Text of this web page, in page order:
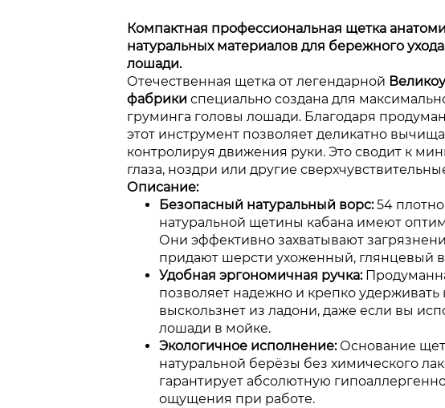
Компактная профессиональная щетка
натуральных материалов для бережного
лошади.
Отечественная щетка от легендарной
фабрики специально создана для
груминга головы лошади. Благодаря
этот инструмент позволяет деликатно
контролируя движения руки. Это сводит к
глаза, ноздри или другие
Описание:
Безопасный натуральный ворс:54 плотно
натуральной щетины кабана имеют
Они эффективно захватывают
придают шерсти ухоженный, глянцевый
Удобная эргономичная ручка:
позволяет надежно и крепко удерживать
выскользнет из ладони, даже если вы
лошади в мойке.
Экологичное исполнение:Основание
натуральной берёзы без химического
гарантирует абсолютную
ощущения при работе.